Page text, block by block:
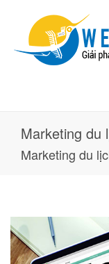
Marketing du
Marketing du